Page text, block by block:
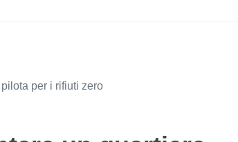
per i rifiuti zero